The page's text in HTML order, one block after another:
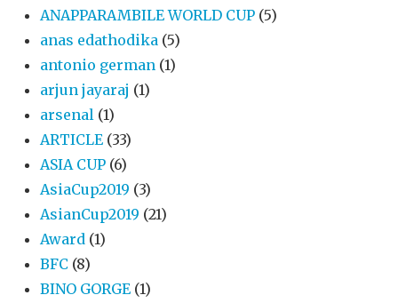
ANAPPARAMBILE WORLD CUP (5)
anas edathodika (5)
antonio german (1)
arjun jayaraj (1)
arsenal (1)
ARTICLE (33)
ASIA CUP (6)
AsiaCup2019 (3)
AsianCup2019 (21)
Award (1)
BFC (8)
BINO GORGE (1)